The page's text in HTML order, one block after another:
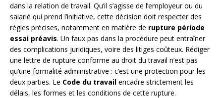
dans la relation de travail. Qu’il s’agisse de l’employeur ou du
salarié qui prend l’initiative, cette décision doit respecter des
règles précises, notamment en matière de rupture période
essai préavis. Un faux pas dans la procédure peut entraîner
des complications juridiques, voire des litiges coûteux. Rédiger
une lettre de rupture conforme au droit du travail n’est pas
qu’une formalité administrative : c’est une protection pour les
deux parties. Le Code du travail encadre strictement les
délais, les formes et les conditions de cette rupture.